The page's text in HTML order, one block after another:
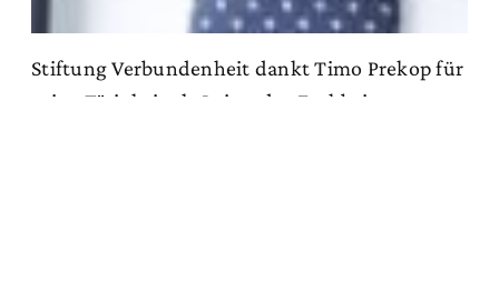
Stiftung Verbundenheit dankt Timo Prekop für
seine Tätigkeit als Leiter des Fachbeirats